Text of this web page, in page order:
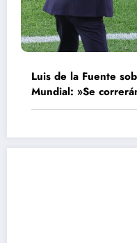
Luis de la Fuente
Mundial: »Se